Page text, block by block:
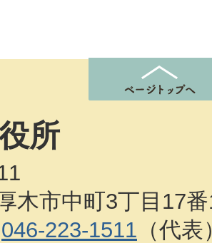
所
木市中町3丁目17
046-223-1511 （代表